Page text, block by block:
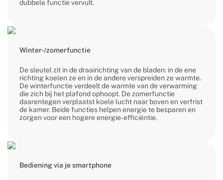
dubbele functie vervult.
Winter-/zomerfunctie
De sleutel zit in de draairichting van de bladen: in de ene
richting koelen ze en in de andere verspreiden ze warmte.
De winterfunctie verdeelt de warmte van de verwarming
die zich bij het plafond ophoopt. De zomerfunctie
daarentegen verplaatst koele lucht naar boven en verfrist
de kamer. Beide functies helpen energie te besparen en
zorgen voor een hogere energie-efficiëntie.
Bediening via je smartphone